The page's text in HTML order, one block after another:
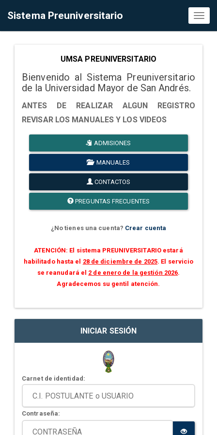
Sistema Preuniversitario
UMSA PREUNIVERSITARIO
Bienvenido al Sistema Preuniversitario
de la Universidad Mayor de San Andrés.
ANTES DE REALIZAR ALGUN REGISTRO
REVISAR LOS MANUALES Y LOS VIDEOS
ADMISIONES
MANUALES
CONTACTOS
PREGUNTAS FRECUENTES
¿No tienes una cuenta? Crear cuenta
ATENCIÓN: El sistema PREUNIVERSITARIO estará
habilitado hasta el 28 de diciembre de 2025. El servicio
se reanudará el 2 de enero de la gestión 2026.
Agradecemos su gentil atención.
INICIAR SESIÓN
Carnet de identidad:
Contraseña: